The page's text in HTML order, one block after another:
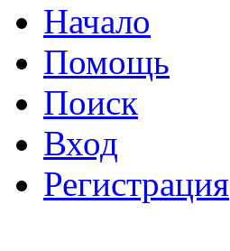
Начало
Помощь
Поиск
Вход
Регистрация